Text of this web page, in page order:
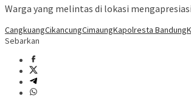
Warga yang melintas di lokasi
CangkuangCikancungCimaungKapolresta Bandung
Sebarkan